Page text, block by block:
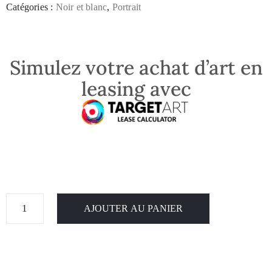
Catégories : Noir et blanc, Portrait
Simulez votre achat d’art en
leasing avec
AJOUTER AU PANIER